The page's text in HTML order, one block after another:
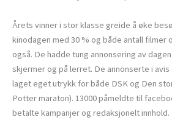
Årets vinner i stor klasse greide å øke
kinodagen med 30 % og både antall filmer
også. De hadde tung annonsering av
skjermer og på lerret. De annonserte i
laget eget utrykk for både DSK og Den
Potter maraton). 13000 påmeldte til
betalte kampanjer og redaksjonelt innhold.